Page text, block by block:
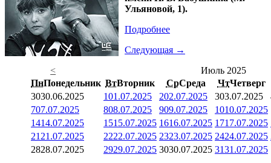
Ульяновой, 1).
Подробнее
Следующая →
<
Июль 2025
ПнПонедельник ВтВторник СрСреда ЧтЧетверг
3030.06.2025 101.07.2025 202.07.2025 303.07.2025
707.07.2025 808.07.2025 909.07.2025 1010.07.2025
1414.07.2025 1515.07.2025 1616.07.2025 1717.07.2025
21 21.07.2025 2222.07.2025 2323.07.2025 2424.07.2025
2828.07.2025 2929.07.2025 3030.07.2025 3131.07.2025